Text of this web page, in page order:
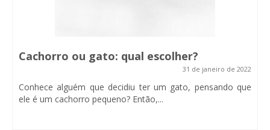
Cachorro ou gato: qual escolher?
31 de janeiro de 2022
Conhece alguém que decidiu ter um gato, pensando que
ele é um cachorro pequeno? Então,...